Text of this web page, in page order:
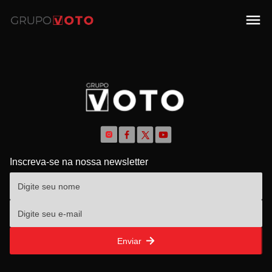
Inscreva-se na nossa newsletter
Enviar